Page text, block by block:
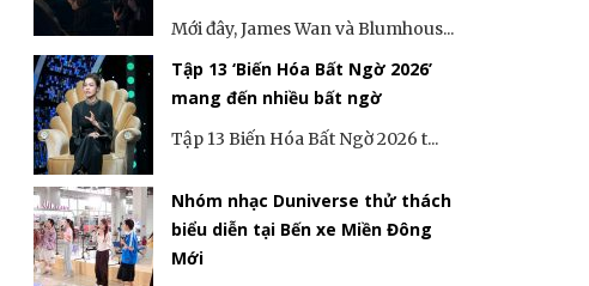
Mới đây, James Wan và Blumhous...
Tập 13 ‘Biến Hóa Bất Ngờ 2026’
mang đến nhiều bất ngờ
Tập 13 Biến Hóa Bất Ngờ 2026 t...
Nhóm nhạc Duniverse thử thách
biểu diễn tại Bến xe Miền Đông
Mới